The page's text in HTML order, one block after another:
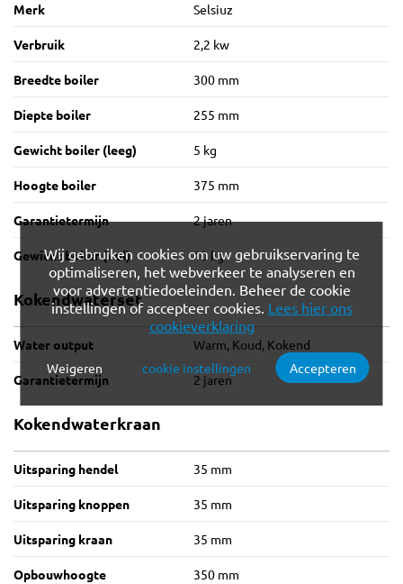
Merk Selsiuz
Verbruik 2,2 kw
Breedte boiler 300 mm
Diepte boiler 255 mm
Gewicht boiler (leeg) 5 kg
Hoogte boiler 375 mm
Garantietermijn 2 jaren
Gewicht boiler (vol) 10 kg
Kokendwaterset
Water output Warm, Koud, Kokend
Garantietermijn 2 jaren
Kokendwaterkraan
Uitsparing hendel 35 mm
Uitsparing knoppen 35 mm
Uitsparing kraan 35 mm
Opbouwhoogte 350 mm
Wij gebruiken cookies om uw gebruikservaring te
optimaliseren, het webverkeer te analyseren en
voor advertentiedoeleinden. Beheer de cookie
instellingen of accepteer cookies. Lees hier ons
cookieverklaring
Verplichte cookies Functionele cookies
Analytische cookies
Weigeren cookie instellingen Accepteren